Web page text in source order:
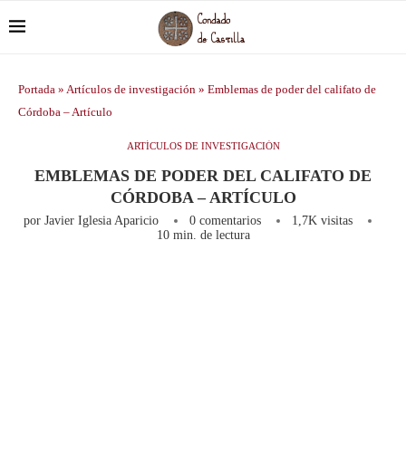
Portada » Artículos de investigación » Emblemas de poder del califato de
Córdoba – Artículo
ARTÍCULOS DE INVESTIGACIÓN
EMBLEMAS DE PODER DEL CALIFATO DE
CÓRDOBA – ARTÍCULO
por Javier Iglesia Aparicio 0 comentarios 1,7Kvisitas
10 min. de lectura